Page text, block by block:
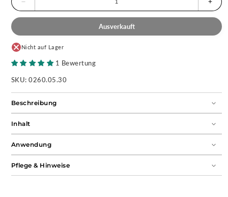
für
Lift
Set
Wimpern-
Browlifting
für
Lash
Lift
Ausverkauft
Nicht auf Lager
1 Bewertung
SKU: 0260.05.30
Beschreibung
Inhalt
Anwendung
Pflege & Hinweise